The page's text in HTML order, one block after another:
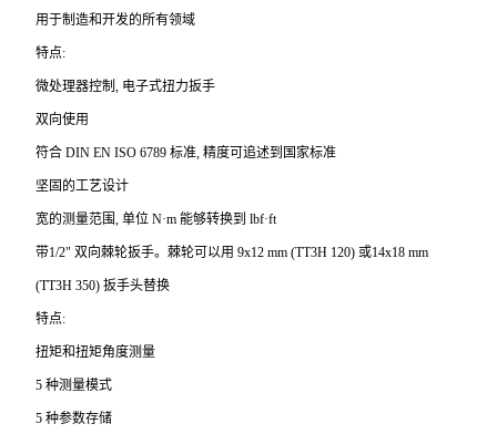
用于制造和开发的所有领域
特点:
微处理器控制, 电子式扭力扳手
双向使用
符合 DIN EN ISO 6789 标准, 精度可追述到国家标准
坚固的工艺设计
宽的测量范围, 单位 N·m 能够转换到 lbf·ft
带1/2" 双向棘轮扳手。棘轮可以用 9x12 mm (TT3H 120) 或14x18 mm
(TT3H 350) 扳手头替换
特点:
扭矩和扭矩角度测量
5种测量模式
5种参数存储